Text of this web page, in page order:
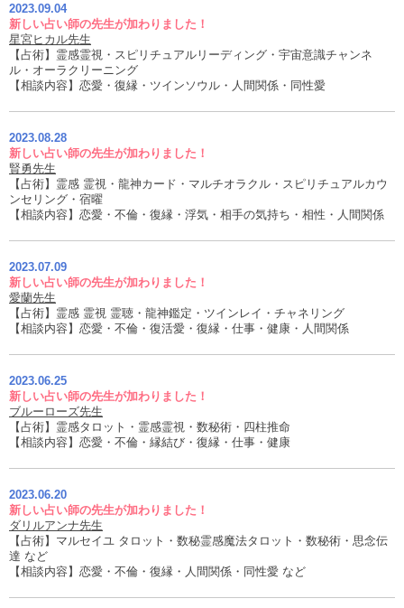
2023.09.04
新しい占い師の先生が加わりました！
星宮ヒカル先生
【占術】霊感霊視・スピリチュアルリーディング・宇宙意識チャンネ
ル・オーラクリーニング
【相談内容】恋愛・復縁・ツインソウル・人間関係・同性愛
2023.08.28
新しい占い師の先生が加わりました！
賢勇先生
【占術】霊感 霊視・龍神カード・マルチオラクル・スピリチュアルカウ
ンセリング・宿曜
【相談内容】恋愛・不倫・復縁・浮気・相手の気持ち・相性・人間関係
2023.07.09
新しい占い師の先生が加わりました！
愛蘭先生
【占術】霊感 霊視 霊聴・龍神鑑定・ツインレイ・チャネリング
【相談内容】恋愛・不倫・復活愛・復縁・仕事・健康・人間関係
2023.06.25
新しい占い師の先生が加わりました！
ブルーローズ先生
【占術】霊感タロット・霊感霊視・数秘術・四柱推命
【相談内容】恋愛・不倫・縁結び・復縁・仕事・健康
2023.06.20
新しい占い師の先生が加わりました！
ダリルアンナ先生
【占術】マルセイユ タロット・数秘霊感魔法タロット・数秘術・思念伝
達 など
【相談内容】恋愛・不倫・復縁・人間関係・同性愛 など